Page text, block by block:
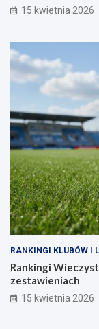
15 kwietnia 2026
RANKINGI KLUBÓW I
Rankingi
zestawieniach
15 kwietnia 2026